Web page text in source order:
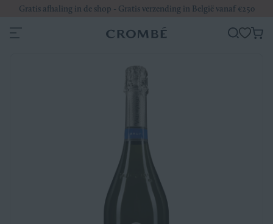
Gratis afhaling in de shop - Gratis verzending in België vanaf €250